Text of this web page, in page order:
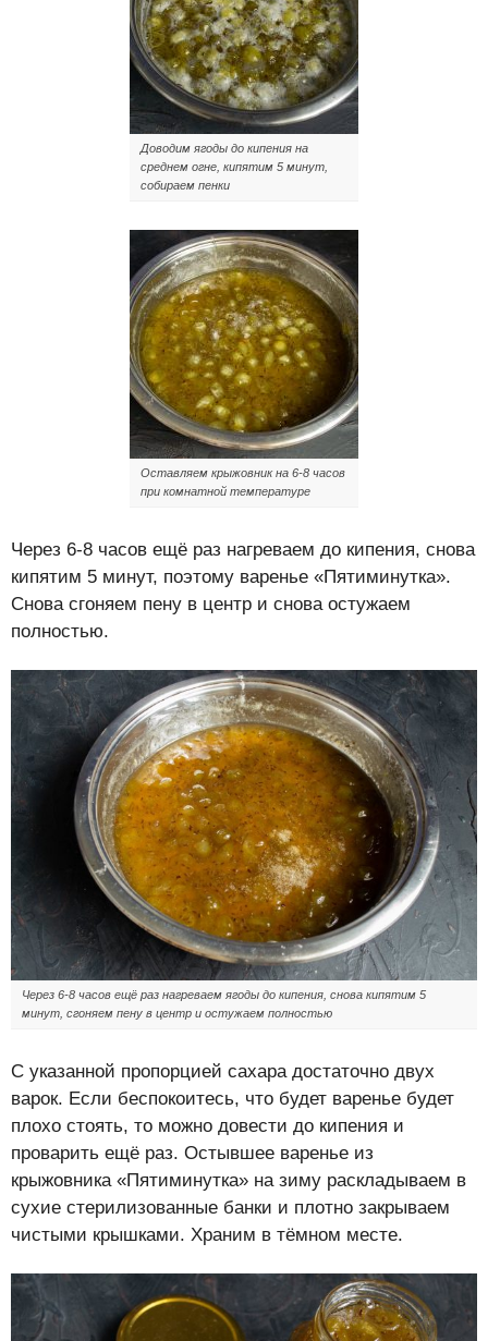
Доводим ягоды до кипения на
среднем огне, кипятим 5 минут,
собираем пенки
Оставляем крыжовник на 6-8 часов
при комнатной температуре
Через 6-8 часов ещё раз нагреваем до кипения, снова
кипятим 5 минут, поэтому варенье «Пятиминутка».
Снова сгоняем пену в центр и снова остужаем
полностью.
Через 6-8 часов ещё раз нагреваем ягоды до кипения, снова кипятим 5
минут, сгоняем пену в центр и остужаем полностью
С указанной пропорцией сахара достаточно двух
варок. Если беспокоитесь, что будет варенье будет
плохо стоять, то можно довести до кипения и
проварить ещё раз. Остывшее варенье из
крыжовника «Пятиминутка» на зиму раскладываем в
сухие стерилизованные банки и плотно закрываем
чистыми крышками. Храним в тёмном месте.